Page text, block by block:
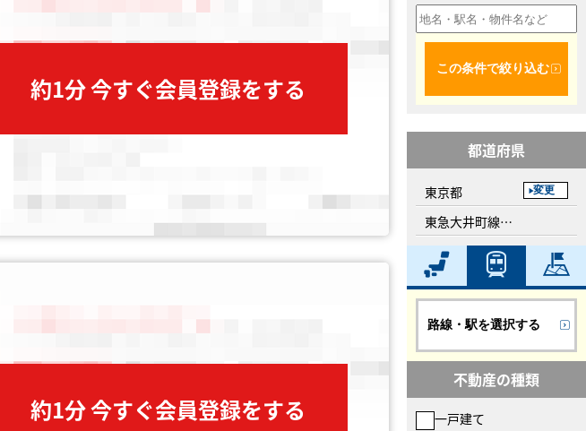
約1分 今すぐ会員登録をする
約1分 今すぐ会員登録をする
この条件で絞り込む
都道府県
東京都 変更
東急大井町線、戸越公園駅
路線・駅を選択する
不動産の種類
一戸建て